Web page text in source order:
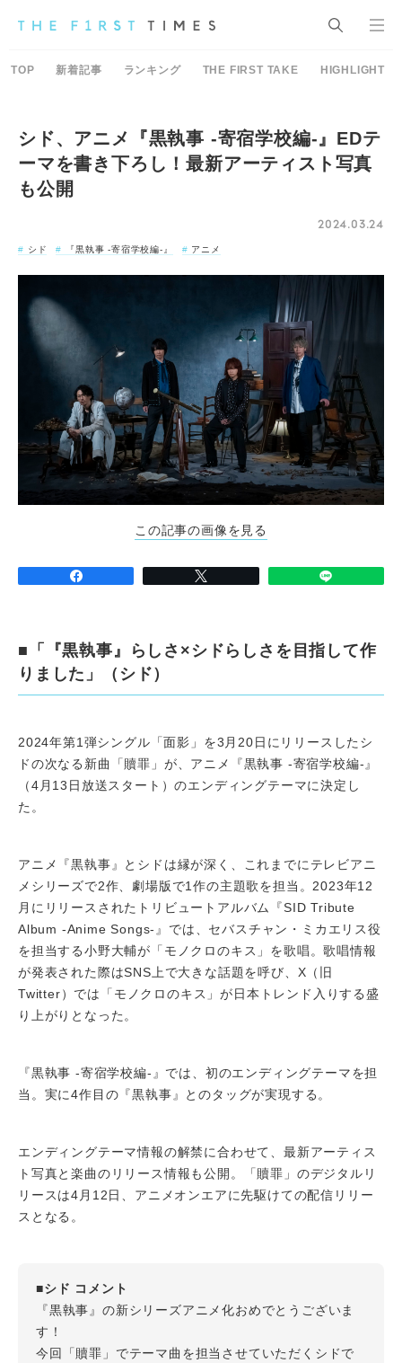
TOP 新着記事 ランキング THE FIRST TAKE HIGHLIGHT
シド、アニメ『黒執事 -寄宿学校編-』EDテ
ーマを書き下ろし！最新アーティスト写真
も公開
2024.03.24
シド 『黒執事 -寄宿学校編-』 アニメ
この記事の画像を見る
■「『黒執事』らしさ×シドらしさを目指して作
りました」（シド）
2024年第1弾シングル「面影」を3月20日にリリースしたシ
ドの次なる新曲「贖罪」が、アニメ『黒執事 -寄宿学校編-』
（4月13日放送スタート）のエンディングテーマに決定し
た。
アニメ『黒執事』とシドは縁が深く、これまでにテレビアニ
メシリーズで2作、劇場版で1作の主題歌を担当。2023年12
月にリリースされたトリビュートアルバム『SID Tribute
Album -Anime Songs-』では、セバスチャン・ミカエリス役
を担当する小野大輔が「モノクロのキス」を歌唱。歌唱情報
が発表された際はSNS上で大きな話題を呼び、X（旧
Twitter）では「モノクロのキス」が日本トレンド入りする盛
り上がりとなった。
『黒執事 -寄宿学校編-』では、初のエンディングテーマを担
当。実に4作目の『黒執事』とのタッグが実現する。
エンディングテーマ情報の解禁に合わせて、最新アーティス
ト写真と楽曲のリリース情報も公開。「贖罪」のデジタルリ
リースは4月12日、アニメオンエアに先駆けての配信リリー
スとなる。
■シド コメント
『黒執事』の新シリーズアニメ化おめでとうございま
す！
今回「贖罪」でテーマ曲を担当させていただくシドで